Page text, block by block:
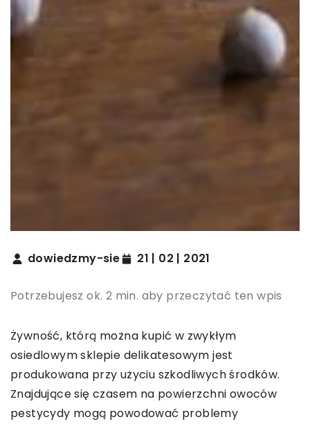
dowiedzmy-sie 21 | 02 | 2021
Potrzebujesz ok. 2 min. aby przeczytać ten wpis
Żywność, którą można kupić w zwykłym
osiedlowym sklepie delikatesowym jest
produkowana przy użyciu szkodliwych środków.
Znajdujące się czasem na powierzchni owoców
pestycydy mogą powodować problemy